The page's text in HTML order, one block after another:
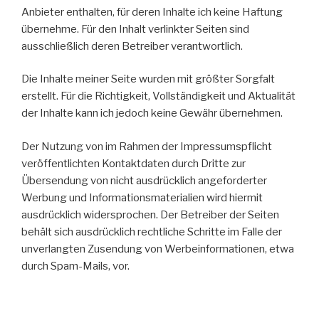
Anbieter enthalten, für deren Inhalte ich keine Haftung
übernehme. Für den Inhalt verlinkter Seiten sind
ausschließlich deren Betreiber verantwortlich.
Die Inhalte meiner Seite wurden mit größter Sorgfalt
erstellt. Für die Richtigkeit, Vollständigkeit und Aktualität
der Inhalte kann ich jedoch keine Gewähr übernehmen.
Der Nutzung von im Rahmen der Impressumspflicht
veröffentlichten Kontaktdaten durch Dritte zur
Übersendung von nicht ausdrücklich angeforderter
Werbung und Informationsmaterialien wird hiermit
ausdrücklich widersprochen. Der Betreiber der Seiten
behält sich ausdrücklich rechtliche Schritte im Falle der
unverlangten Zusendung von Werbeinformationen, etwa
durch Spam-Mails, vor.